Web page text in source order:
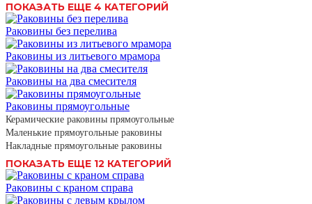
ПОКАЗАТЬ ЕЩЕ 4 КАТЕГОРИЙ
Раковины без перелива
Раковины из литьевого мрамора
Раковины на два смесителя
Раковины прямоугольные
Керамические раковины прямоугольные
Маленькие прямоугольные раковины
Накладные прямоугольные раковины
ПОКАЗАТЬ ЕЩЕ 12 КАТЕГОРИЙ
Раковины с краном справа